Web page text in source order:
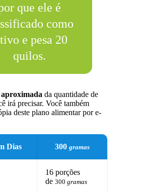
que ele é
como
e pesa 20
quilos.
aproximada da quantidade de
irá precisar. Você também
deste plano alimentar por e-
Dias 300gramas
16 porções
de300gramas